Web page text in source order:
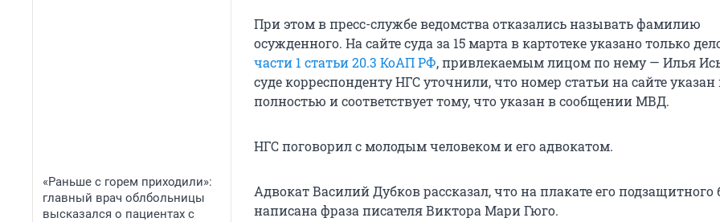
«Раньше с горем приходили»:
главный врач облбольницы
высказался о пациентах с
При этом в пресс-службе ведомства отказались называть фамилию
осужденного. На сайте суда за 15 марта в картотеке указано только
части 1 статьи 20.3 КоАП РФ, привлекаемым лицом по нему — Илья
суде корреспонденту НГС уточнили, что номер статьи на сайте указан
полностью и соответствует тому, что указан в сообщении МВД.
НГС поговорил с молодым человеком и его адвокатом.
Адвокат Василий Дубков рассказал, что на плакате его подзащитного
написана фраза писателя Виктора Мари Гюго.